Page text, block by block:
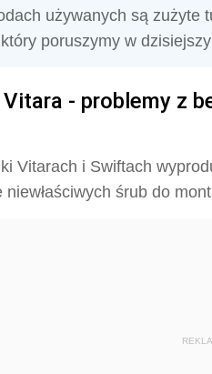
używanych są zużyte
poruszymy w
- problemy z
Vitarach i Swiftach
śrub do